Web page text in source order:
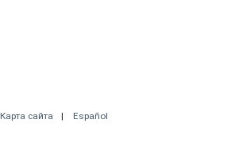
Карта сайта Español